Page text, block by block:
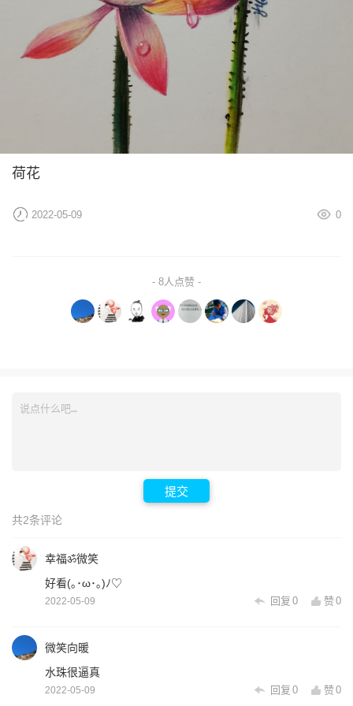
荷花
2022-05-09 0
- 8人点赞 -
提交
共2条评论
幸福ॐ微笑
好看(｡･ω･｡)ﾉ♡
2022-05-09 赞 0
回复 0
微笑向暖
水珠很逼真
2022-05-09 赞 0
回复 0